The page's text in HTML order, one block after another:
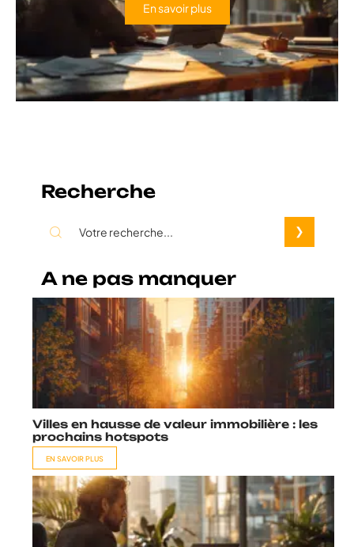
En savoir plus
Recherche
A ne pas manquer
Villes en hausse de valeur immobilière : les
prochains hotspots
EN SAVOIR PLUS